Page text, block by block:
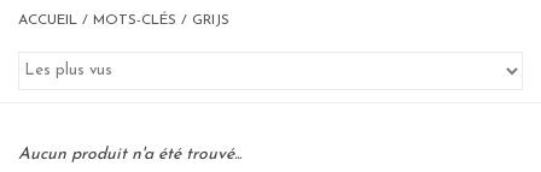
Un design personnalisé
CHANCE
ACCUEIL / MOTS-CLÉS / GRIJS
Aucun produit n'a été trouvé...